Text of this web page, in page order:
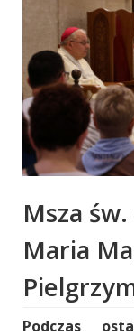
Msza
Maria
Podczas